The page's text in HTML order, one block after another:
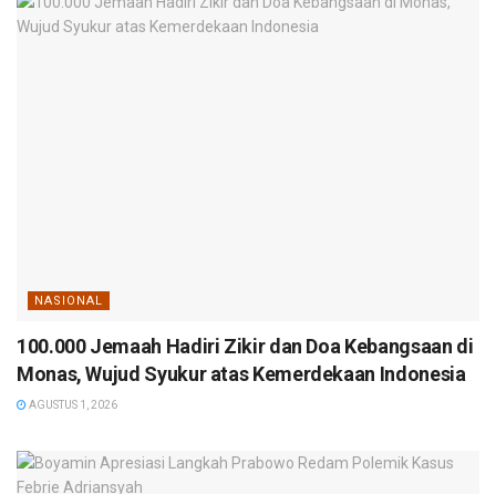
NASIONAL
100.000 Jemaah Hadiri Zikir dan Doa Kebangsaan di
Monas, Wujud Syukur atas Kemerdekaan Indonesia
AGUSTUS 1, 2026